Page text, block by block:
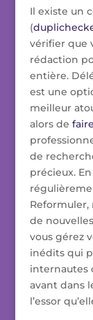
Il existe un
(
vérifier que
rédaction
entière.
est une
meilleur
alors de
de
précieux.
Reformuler,
de
vous gérez
inédits qui
internautes
avant dans
l’essor